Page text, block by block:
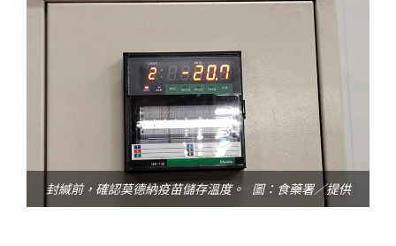
封緘前，確認莫德納疫苗儲存溫度。 圖：食藥署／提供